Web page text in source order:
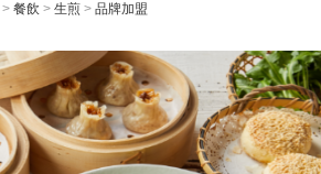
> 餐飲 > 生煎 > 品牌加盟